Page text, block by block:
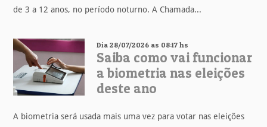
de 3 a 12 anos, no período noturno. A Chamada...
Dia 28/07/2026 as 08:17 hs
Saiba como vai funcionar
a biometria nas eleições
deste ano
A biometria será usada mais uma vez para votar nas eleições